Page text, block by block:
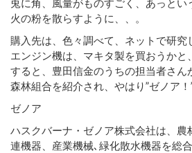
火の粉を散らすように、、。
購入先は、色々調べて、ネットで研究
エンジン機は、マキタ製を買おうかと
すると、豊田信金のうちの担当者さん
森林組合を紹介され、やはり”ゼノア！
ゼノア
ハスクバーナ・ゼノア株式会社は、農
連機器、産業機械､緑化散水機器を総